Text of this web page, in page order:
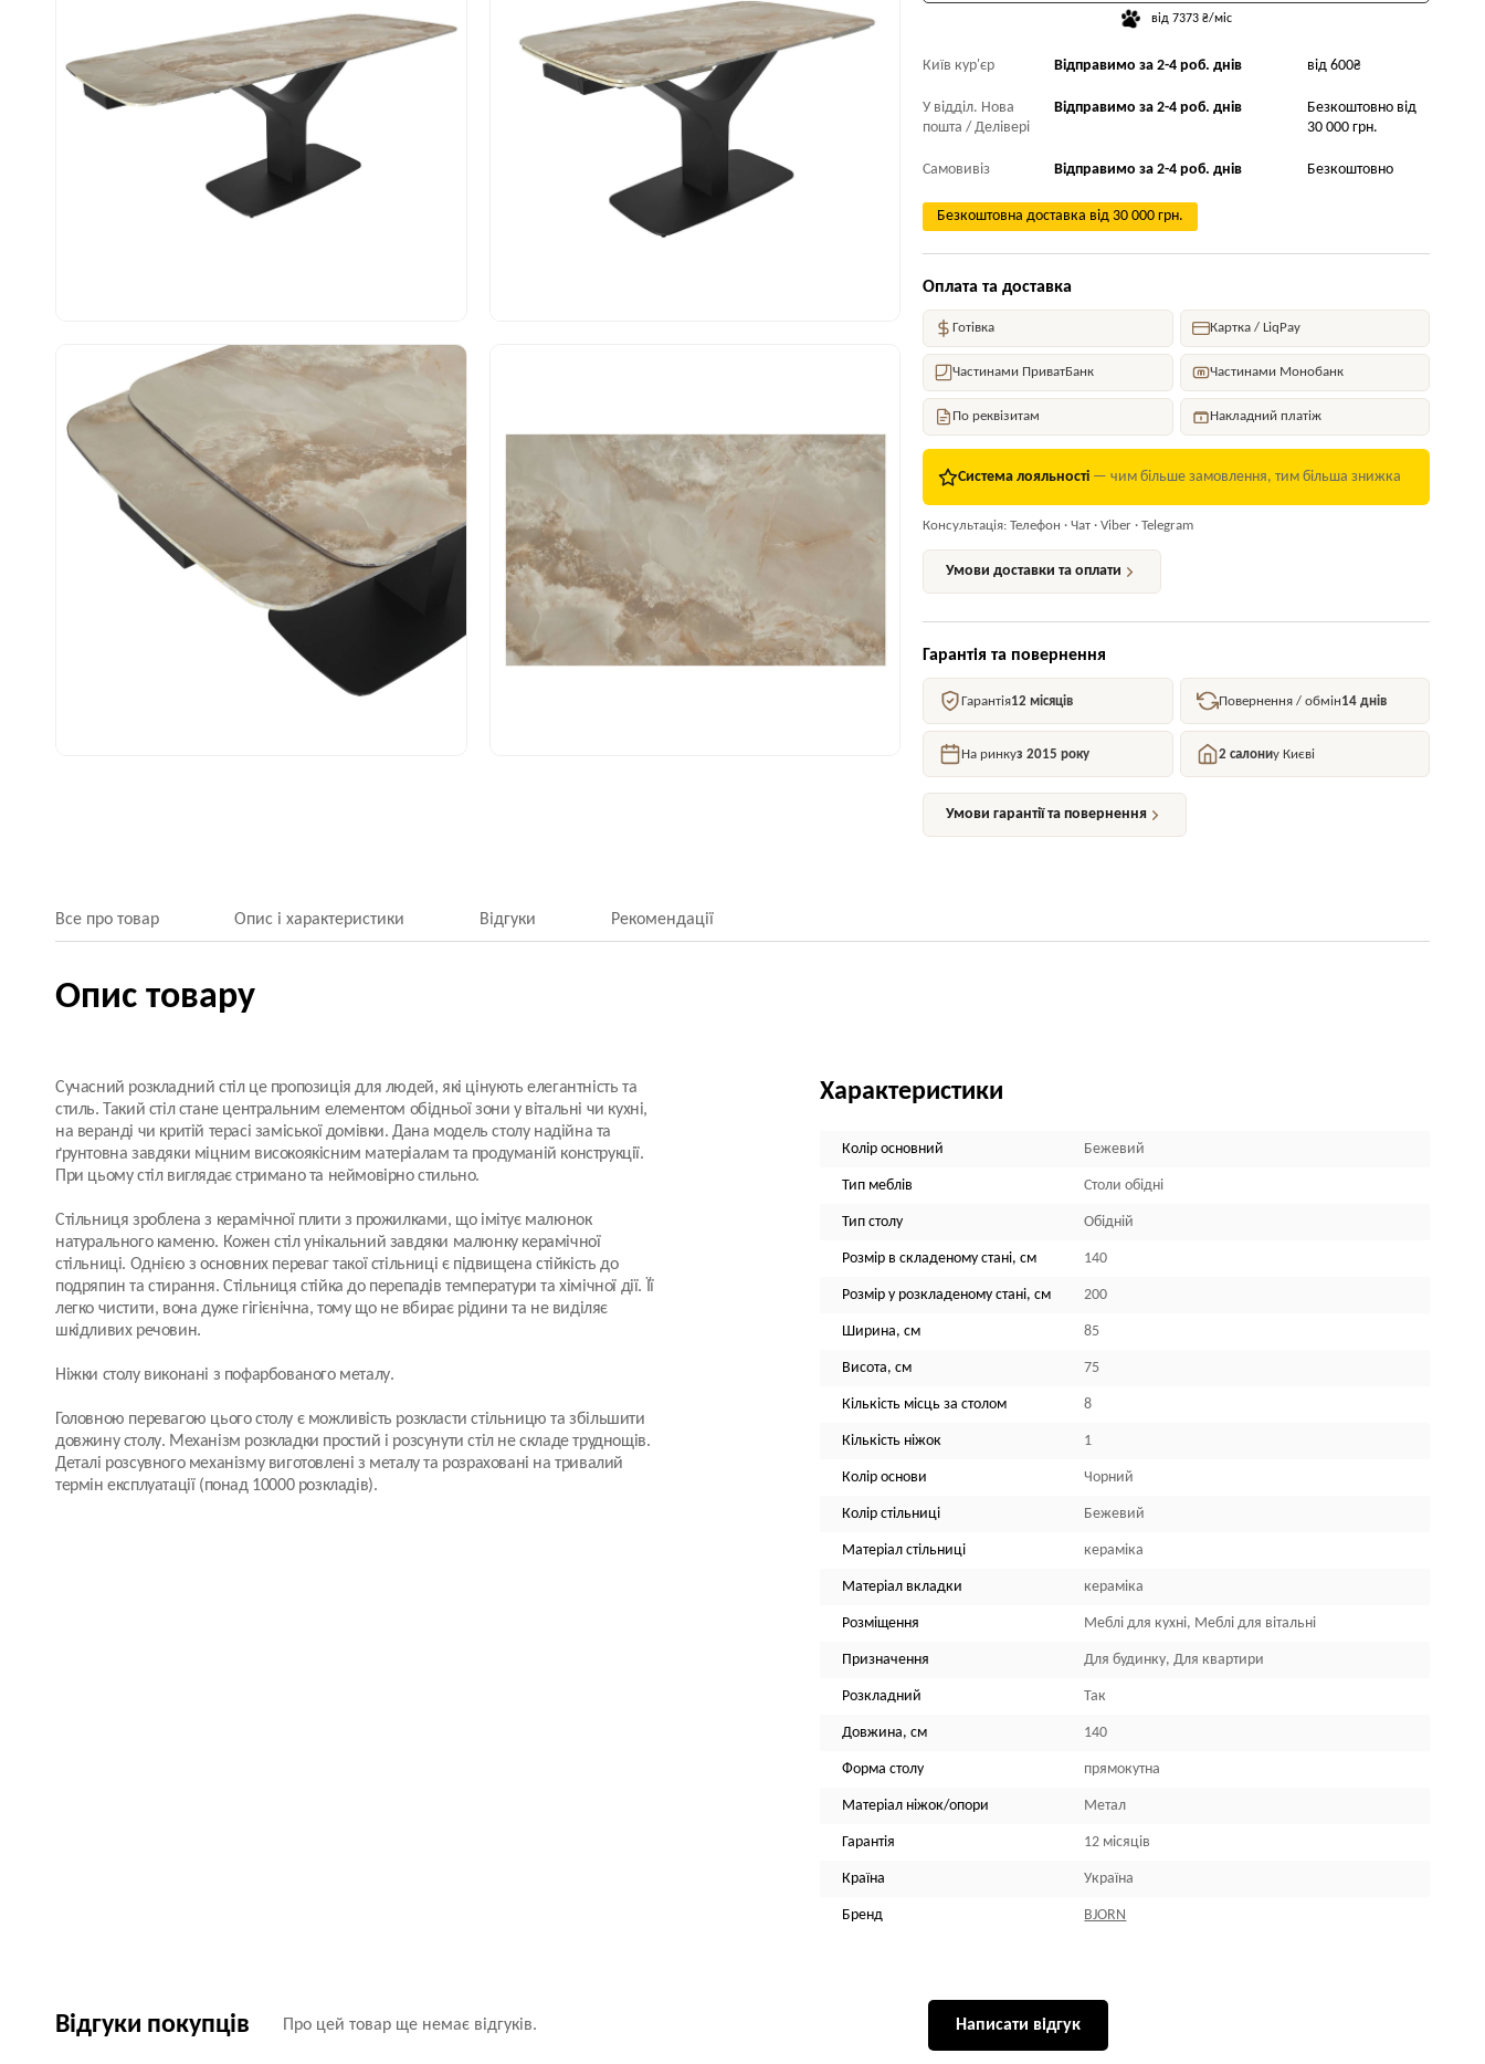
від 7373 ₴/міс
Київ кур'єр Відправимо за 2-4 роб. днів від 600₴
У відділ. Нова
пошта / Делівері
Відправимо за 2-4 роб. днів
Безкоштовно від
30 000 грн.
Самовивіз Відправимо за 2-4 роб. днів Безкоштовно
Безкоштовна доставка від 30 000 грн.
Оплата та доставка
Готівка Картка / LiqPay
Частинами ПриватБанк Частинами Монобанк
По реквізитам Накладний платіж
Система лояльності — чим більше замовлення, тим більша знижка
Консультація: Телефон · Чат · Viber · Telegram
Умови доставки та оплати
Гарантія та повернення
Гарантія12 місяців Повернення / обмін14 днів
На ринкуз 2015 року 2 салониу Києві
Умови гарантії та повернення
Все про товар Опис і характеристики Відгуки Рекомендації
Опис товару
Сучасний розкладний стіл це пропозиція для людей, які цінують елегантність та
стиль. Такий стіл стане центральним елементом обідньої зони у вітальні чи кухні,
на веранді чи критій терасі заміської домівки. Дана модель столу надійна та
ґрунтовна завдяки міцним високоякісним матеріалам та продуманій конструкції.
При цьому стіл виглядає стримано та неймовірно стильно.
Стільниця зроблена з керамічної плити з прожилками, що імітує малюнок
натурального каменю. Кожен стіл унікальний завдяки малюнку керамічної
стільниці. Однією з основних переваг такої стільниці є підвищена стійкість до
подряпин та стирання. Стільниця стійка до перепадів температури та хімічної дії. Її
легко чистити, вона дуже гігієнічна, тому що не вбирає рідини та не виділяє
шкідливих речовин.
Ніжки столу виконані з пофарбованого металу.
Головною перевагою цього столу є можливість розкласти стільницю та збільшити
довжину столу. Механізм розкладки простий і розсунути стіл не складе труднощів.
Деталі розсувного механізму виготовлені з металу та розраховані на тривалий
термін експлуатації (понад 10000 розкладів).
Характеристики
Колір основний Бежевий
Тип меблів Столи обідні
Тип столу Обідній
Розмір в складеному стані, см 140
Розмір у розкладеному стані, см 200
Ширина, см 85
Висота, см 75
Кількість місць за столом 8
Кількість ніжок 1
Колір основи Чорний
Колір стільниці Бежевий
Матеріал стільниці кераміка
Матеріал вкладки кераміка
Розміщення Меблі для кухні, Меблі для вітальні
Призначення Для будинку, Для квартири
Розкладний Так
Довжина, см 140
Форма столу прямокутна
Матеріал ніжок/опори Метал
Гарантія 12 місяців
Країна Україна
Бренд BJORN
Відгуки покупців Про цей товар ще немає відгуків. Написати відгук